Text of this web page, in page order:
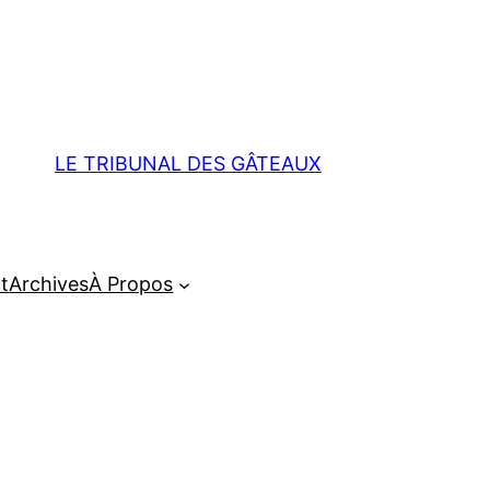
LE TRIBUNAL DES GÂTEAUX
ArchivesÀ Propos